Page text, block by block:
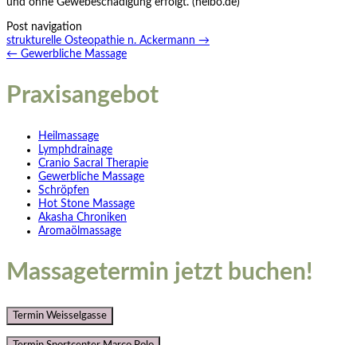
und ohne Gewebeschädigung erfolgt. ( helbo.de)
Post navigation
strukturelle Osteopathie n. Ackermann →
← Gewerbliche Massage
Praxisangebot
Heilmassage
Lymphdrainage
Cranio Sacral Therapie
Gewerbliche Massage
Schröpfen
Hot Stone Massage
Akasha Chroniken
Aromaölmassage
Massagetermin jetzt buchen!
Termin Weisselgasse